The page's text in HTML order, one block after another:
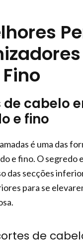
de cabelo
e fino
é uma das
e fino. O segredo
das secções
para se
de